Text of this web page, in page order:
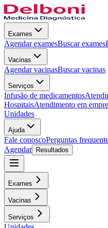
Exames
Agendar examesBuscar exames
Vacinas
Agendar vacinasBuscar vacinas
Serviços
Infusão de medicamentos
HospitaisAtendimento em
Unidades
Ajuda
Fale conoscoPerguntas
Agendar
Resultados
Exames
Vacinas
Serviços